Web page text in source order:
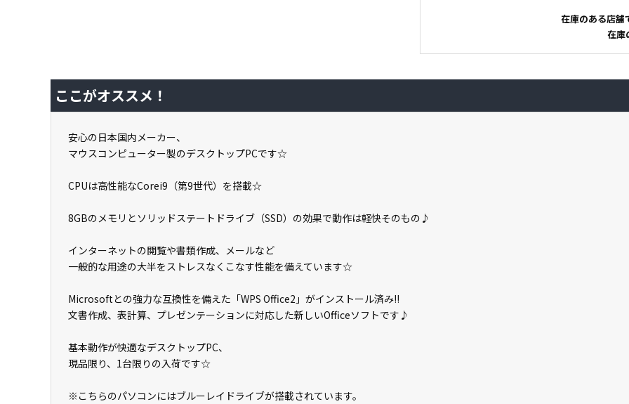
在庫のある店舗
在庫
ここがオススメ！
安心の日本国内メーカー、
マウスコンピューター製のデスクトップPCです☆
CPUは高性能なCorei9（第9世代）を搭載☆
8GBのメモリとソリッドステートドライブ（SSD）の効果で動作は軽快そのもの♪
インターネットの閲覧や書類作成、メールなど
一般的な用途の大半をストレスなくこなす性能を備えています☆
Microsoftとの強力な互換性を備えた「WPS Office2」がインストール済み!!
文書作成、表計算、プレゼンテーションに対応した新しいOfficeソフトです♪
基本動作が快適なデスクトップPC、
現品限り、1台限りの入荷です☆
※こちらのパソコンにはブルーレイドライブが搭載されています。